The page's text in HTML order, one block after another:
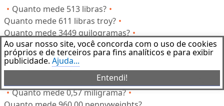
Quanto mede 513 libras?
Quanto mede 611 libras troy?
Quanto mede 3449 quilogramas?
Quanto mede 66,60 toneladas curtas?
Quanto mede 1299 miligramas?
Quanto mede ,152 quilograma?
Quanto mede 18,10 onças?
Quanto mede 9600 grãos?
Quanto mede 0,57 miligrama?
Ao usar nosso site, você concorda com o uso de cookies
próprios e de terceiros para fins analíticos e para exibir
publicidade. Ajuda...
Entendi!